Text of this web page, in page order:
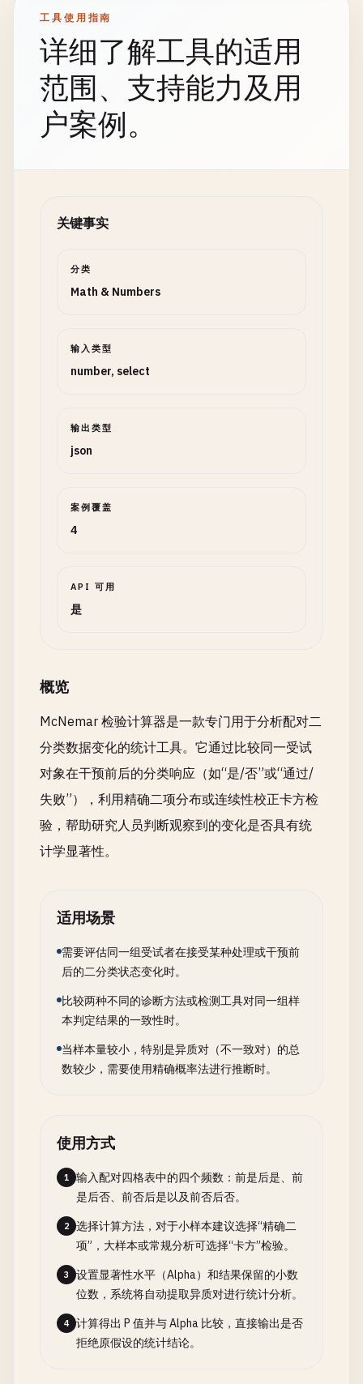
工具使用指南
详细了解工具的适用
范围、支持能力及用
户案例。
关键事实
分类
Math & Numbers
输入类型
number, select
输出类型
json
案例覆盖
4
API 可用
是
概览
McNemar 检验计算器是一款专门用于分析配对二
分类数据变化的统计工具。它通过比较同一受试
对象在干预前后的分类响应（如“是/否”或“通过/
失败”），利用精确二项分布或连续性校正卡方检
验，帮助研究人员判断观察到的变化是否具有统
计学显著性。
适用场景
需要评估同一组受试者在接受某种处理或干预前
后的二分类状态变化时。
比较两种不同的诊断方法或检测工具对同一组样
本判定结果的一致性时。
当样本量较小，特别是异质对（不一致对）的总
数较少，需要使用精确概率法进行推断时。
使用方式
1
输入配对四格表中的四个频数：前是后是、前
是后否、前否后是以及前否后否。
2
选择计算方法，对于小样本建议选择“精确二
项”，大样本或常规分析可选择“卡方”检验。
3
设置显著性水平（Alpha）和结果保留的小数
位数，系统将自动提取异质对进行统计分析。
4
计算得出 P 值并与 Alpha 比较，直接输出是否
拒绝原假设的统计结论。